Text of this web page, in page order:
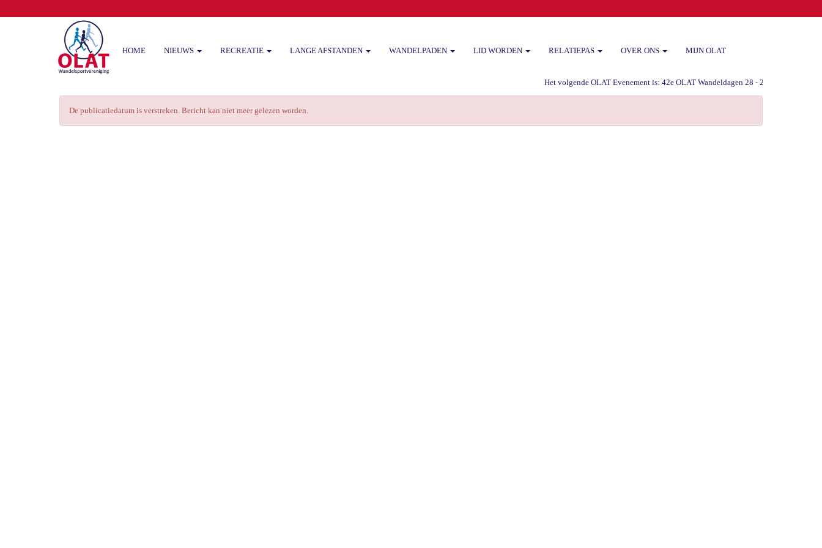
HOME NIEUWS RECREATIE LANGE AFSTANDEN WANDELPADEN LID WORDEN RELATIEPAS OVER ONS MIJN OLAT
Het volgende OLAT Evenement is: 42e OLAT Wandeldagen 28 - 29 -30 augustus
De publicatiedatum is verstreken. Bericht kan niet meer gelezen worden.